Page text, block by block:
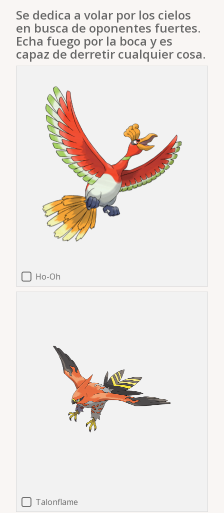
Se dedica a volar por los cielos
en busca de oponentes fuertes.
Echa fuego por la boca y es
capaz de derretir cualquier cosa.
Ho-Oh
Talonflame